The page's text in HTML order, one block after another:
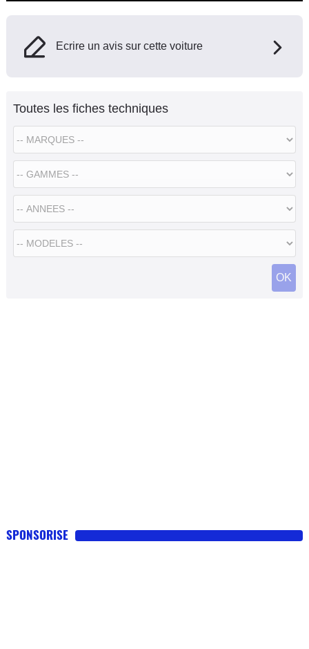
Ecrire un avis sur cette voiture
Toutes les fiches techniques
SPONSORISE